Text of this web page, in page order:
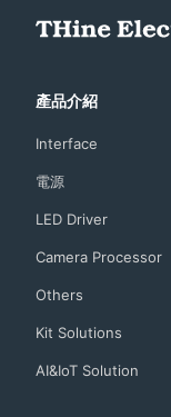
產品介紹
Interface
電源
LED Driver
Camera Processor
Others
Kit Solutions
AI&IoT Solution